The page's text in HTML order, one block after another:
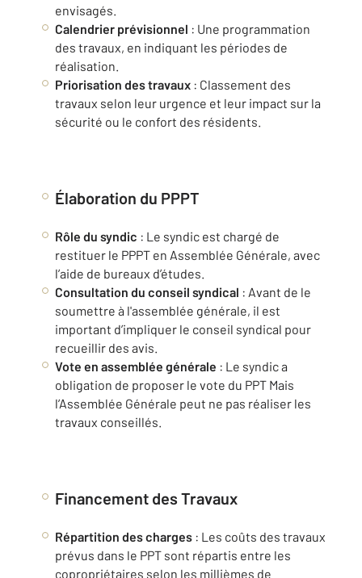
envisagés.
Calendrier prévisionnel : Une programmation
des travaux, en indiquant les périodes de
réalisation.
Priorisation des travaux : Classement des
travaux selon leur urgence et leur impact sur la
sécurité ou le confort des résidents.
Élaboration du PPPT
Rôle du syndic : Le syndic est chargé de
restituer le PPPT en Assemblée Générale, avec
l’aide de bureaux d’études.
Consultation du conseil syndical : Avant de le
soumettre à l'assemblée générale, il est
important d’impliquer le conseil syndical pour
recueillir des avis.
Vote en assemblée générale : Le syndic a
obligation de proposer le vote du PPT Mais
l’Assemblée Générale peut ne pas réaliser les
travaux conseillés.
Financement des Travaux
Répartition des charges : Les coûts des travaux
prévus dans le PPT sont répartis entre les
copropriétaires selon les millièmes de